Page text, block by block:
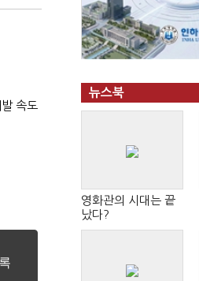
속도
뉴스북
영화관의 시대는 끝
났다?